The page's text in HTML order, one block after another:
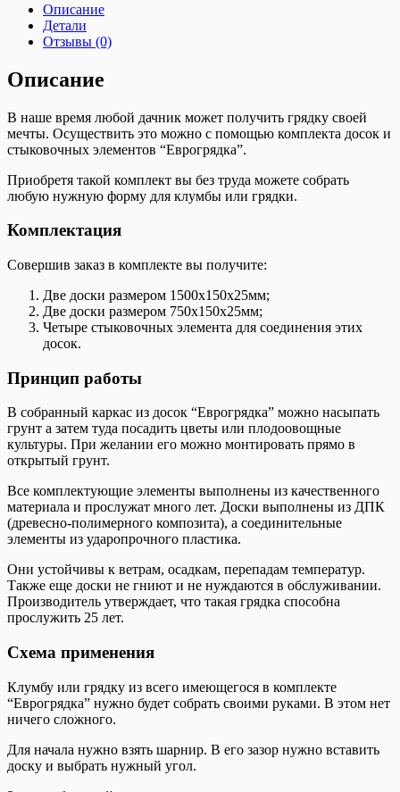
Описание
Детали
Отзывы (0)
Описание
В наше время любой дачник может получить грядку своей
мечты. Осуществить это можно с помощью комплекта досок и
стыковочных элементов “Еврогрядка”.
Приобретя такой комплект вы без труда можете собрать
любую нужную форму для клумбы или грядки.
Комплектация
Совершив заказ в комплекте вы получите:
Две доски размером 1500х150х25мм;
Две доски размером 750х150х25мм;
Четыре стыковочных элемента для соединения этих
досок.
Принцип работы
В собранный каркас из досок “Еврогрядка” можно насыпать
грунт а затем туда посадить цветы или плодоовощные
культуры. При желании его можно монтировать прямо в
открытый грунт.
Все комплектующие элементы выполнены из качественного
материала и прослужат много лет. Доски выполнены из ДПК
(древесно-полимерного композита), а соединительные
элементы из ударопрочного пластика.
Они устойчивы к ветрам, осадкам, перепадам температур.
Также еще доски не гниют и не нуждаются в обслуживании.
Производитель утверждает, что такая грядка способна
прослужить 25 лет.
Схема применения
Клумбу или грядку из всего имеющегося в комплекте
“Еврогрядка” нужно будет собрать своими руками. В этом нет
ничего сложного.
Для начала нужно взять шарнир. В его зазор нужно вставить
доску и выбрать нужный угол.